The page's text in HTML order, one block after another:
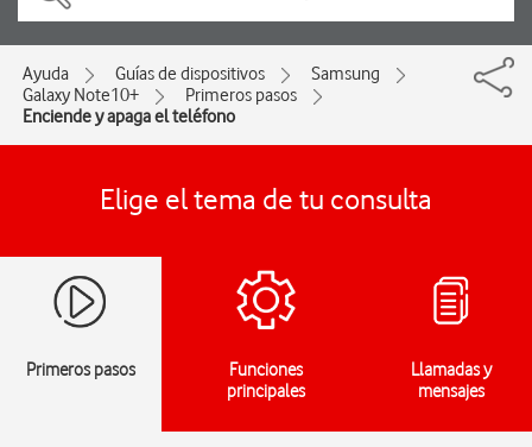
Ayuda Guías de dispositivos
Samsung
Galaxy Note10+
Primeros pasos
Enciende y apaga el teléfono
Elige el tema de tu consulta
Primeros pasos
Funciones
principales
Llamadas y
mensajes